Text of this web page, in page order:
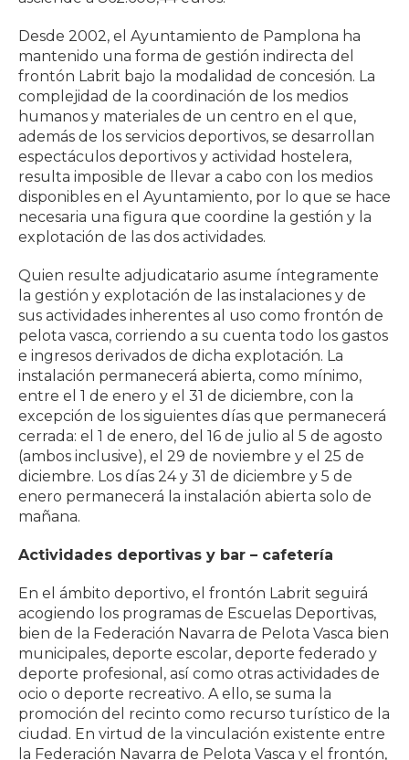
Desde 2002, el Ayuntamiento de Pamplona ha
mantenido una forma de gestión indirecta del
frontón Labrit bajo la modalidad de concesión. La
complejidad de la coordinación de los medios
humanos y materiales de un centro en el que,
además de los servicios deportivos, se desarrollan
espectáculos deportivos y actividad hostelera,
resulta imposible de llevar a cabo con los medios
disponibles en el Ayuntamiento, por lo que se hace
necesaria una figura que coordine la gestión y la
explotación de las dos actividades.
Quien resulte adjudicatario asume íntegramente
la gestión y explotación de las instalaciones y de
sus actividades inherentes al uso como frontón de
pelota vasca, corriendo a su cuenta todo los gastos
e ingresos derivados de dicha explotación. La
instalación permanecerá abierta, como mínimo,
entre el 1 de enero y el 31 de diciembre, con la
excepción de los siguientes días que permanecerá
cerrada: el 1 de enero, del 16 de julio al 5 de agosto
(ambos inclusive), el 29 de noviembre y el 25 de
diciembre. Los días 24 y 31 de diciembre y 5 de
enero permanecerá la instalación abierta solo de
mañana.
Actividades deportivas y bar – cafetería
En el ámbito deportivo, el frontón Labrit seguirá
acogiendo los programas de Escuelas Deportivas,
bien de la Federación Navarra de Pelota Vasca bien
municipales, deporte escolar, deporte federado y
deporte profesional, así como otras actividades de
ocio o deporte recreativo. A ello, se suma la
promoción del recinto como recurso turístico de la
ciudad. En virtud de la vinculación existente entre
la Federación Navarra de Pelota Vasca y el frontón,